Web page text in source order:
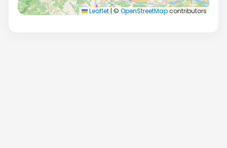
Leaflet | © OpenStreetMapcontributors